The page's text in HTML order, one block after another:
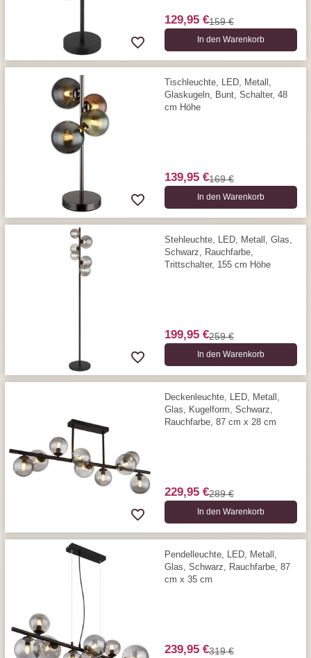
129,95 €159 €
In den Warenkorb
Tischleuchte, LED, Metall,
Glaskugeln, Bunt, Schalter, 48
cm Höhe
139,95 €169 €
In den Warenkorb
Stehleuchte, LED, Metall, Glas,
Schwarz, Rauchfarbe,
Trittschalter, 155 cm Höhe
199,95 €259 €
In den Warenkorb
Deckenleuchte, LED, Metall,
Glas, Kugelform, Schwarz,
Rauchfarbe, 87 cm x 28 cm
229,95 €289 €
In den Warenkorb
Pendelleuchte, LED, Metall,
Glas, Schwarz, Rauchfarbe, 87
cm x 35 cm
239,95 €319 €